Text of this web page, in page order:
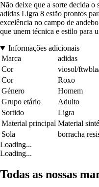
Não deixe que a sorte decida o
adidas Ligra 8 estão prontos
excelência no campo de
que unem técnica e estilo para
Informações adicionais
Marca
adidas
Cor
viosol/
Cor
Roxo
Género
Homem
Grupo etário
Adulto
Sortido
Ligra
Material principal Material
Sola
borracha
Loading...
Loading...
Todas as nossas